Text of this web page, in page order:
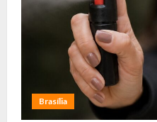
Brasília